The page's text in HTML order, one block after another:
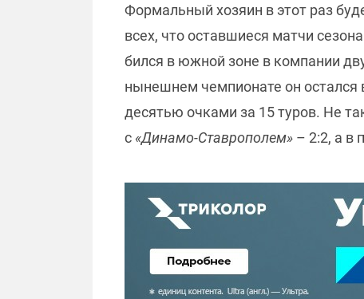
Формальный хозяин в этот раз
всех, что оставшиеся матчи
бился в южной зоне в компании
нынешнем чемпионате он остался
десятью очками за 15 туров. Не
с «Динамо-Ставрополем» – 2:2, а в